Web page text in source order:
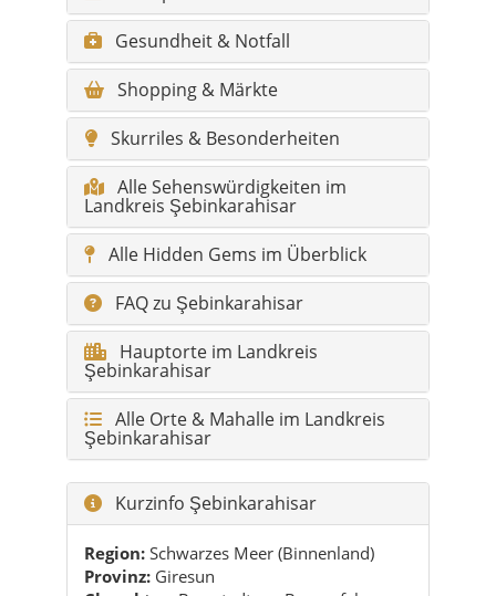
Skurriles & Besonderheiten
Alle Sehenswürdigkeiten im
Landkreis Şebinkarahisar
Alle Hidden Gems im Überblick
FAQ zu Şebinkarahisar
Hauptorte im Landkreis
Şebinkarahisar
Alle Orte & Mahalle im Landkreis
Şebinkarahisar
Kurzinfo Şebinkarahisar
Region:Schwarzes Meer (Binnenland)
Provinz:Giresun
Charakter:Bergstadt am Burgenfelsen,
ruhiger Landkreis
Höhenlage:über 1.300 m
Schwerpunkt:Geschichte, Natur,
Handwerk